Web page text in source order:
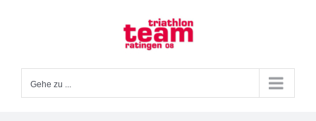
Gehe zu ...